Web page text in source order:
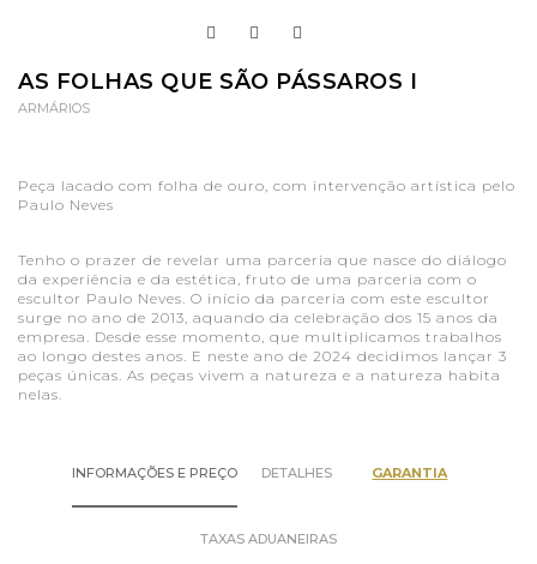
AS FOLHAS QUE SÃO PÁSSAROS I
ARMÁRIOS
Peça lacado com folha de ouro, com intervenção artística pelo
Paulo Neves
Tenho o prazer de revelar uma parceria que nasce do diálogo
da experiência e da estética, fruto de uma parceria com o
escultor Paulo Neves. O início da parceria com este escultor
surge no ano de 2013, aquando da celebração dos 15 anos da
empresa. Desde esse momento, que multiplicamos trabalhos
ao longo destes anos. E neste ano de 2024 decidimos lançar 3
peças únicas. As peças vivem a natureza e a natureza habita
nelas.
INFORMAÇÕES E PREÇO DETALHES GARANTIA
TAXAS ADUANEIRAS